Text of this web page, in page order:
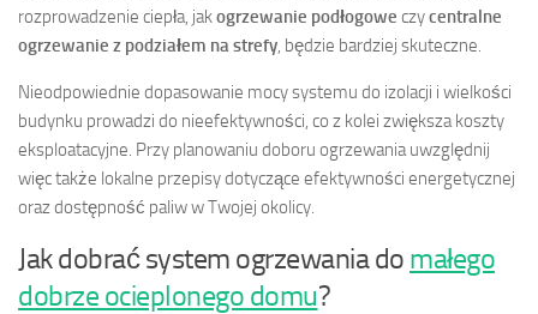
rozprowadzenie ciepła, jakogrzewanie podłogowe czycentralne
ogrzewanie z podziałem na strefy , będzie bardziej skuteczne.
Nieodpowiednie dopasowanie mocy systemu do izolacji i wielkości
budynku prowadzi do nieefektywności, co z kolei zwiększa koszty
eksploatacyjne. Przy planowaniu doboru ogrzewania uwzględnij
więc także lokalne przepisy dotyczące efektywności energetycznej
oraz dostępność paliw w Twojej okolicy.
Jak dobrać system ogrzewania do małego
dobrze ocieplonego domu?